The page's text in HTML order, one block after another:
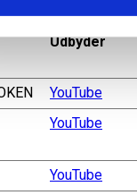
Udbyder
YouTube
YouTube
YouTube